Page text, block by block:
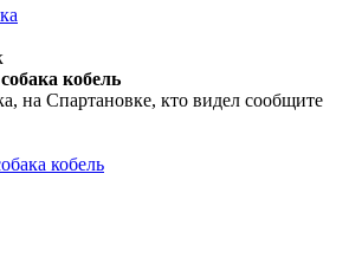
кобель
на Спартановке, кто видел сообщите
кобель